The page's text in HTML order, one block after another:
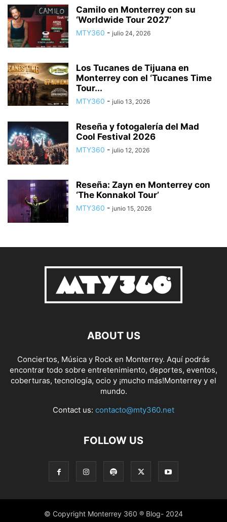
Camilo en Monterrey con su
‘Worldwide Tour 2027’
MTY360 - julio 24, 2026
Los Tucanes de Tijuana en
Monterrey con el ‘Tucanes Time
Tour...
MTY360 - julio 13, 2026
Reseña y fotogalería del Mad
Cool Festival 2026
MTY360 - julio 12, 2026
Reseña: Zayn en Monterrey con
‘The Konnakol Tour’
MTY360 - junio 15, 2026
ABOUT US
Conciertos, Música y Rock en Monterrey. Aquí podrás
encontrar todo sobre entretenimiento, deportes, eventos,
coberturas, tecnología, ocio y ¡mucho más!Monterrey y el
mundo.
Contact us: contacto@mty360.net
FOLLOW US
© Copyright Monterrey 360 ® Blog- 2024